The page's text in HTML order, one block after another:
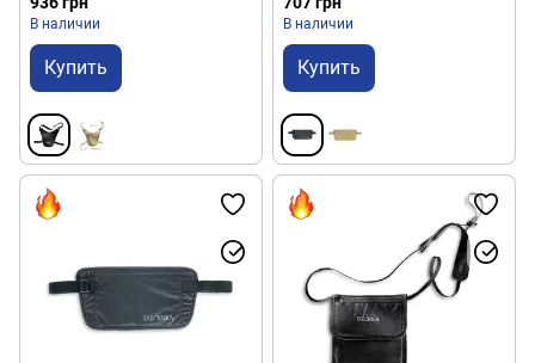
В наличии
Купить
В наличии
Купить